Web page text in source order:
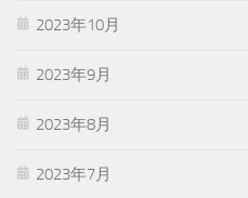
2023年10月
2023年9月
2023年8月
2023年7月